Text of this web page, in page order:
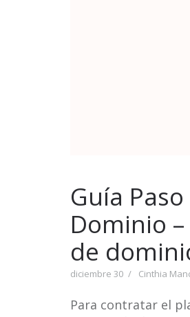
Guía
Dominio
de
diciembre 30 Cinthia
Para contratar el